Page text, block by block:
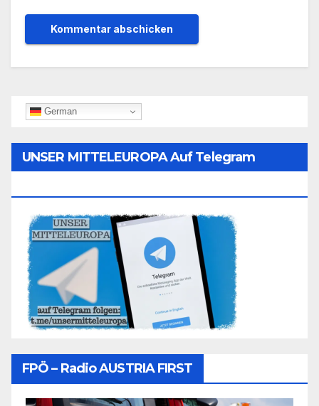
German
UNSER MITTELEUROPA Auf Telegram
FPÖ – Radio AUSTRIA FIRST